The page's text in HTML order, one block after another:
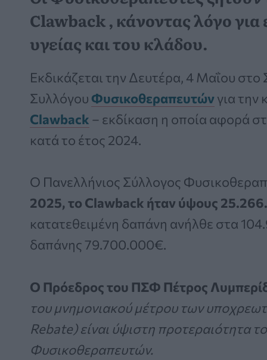
Clawback , κάνοντας λόγο
υγείας και του κλάδου.
Εκδικάζεται την Δευτέρα, 4 Μαΐου
Συλλόγου Φυσικοθεραπευτώνγια
Clawback – εκδίκαση η οποία αφορά
κατά το έτος 2024.
Ο Πανελλήνιος Σύλλογος
2025, το Clawback ήταν ύψους
κατατεθειμένη δαπάνη ανήλθε στα
δαπάνης 79.700.000€.
Ο Πρόεδρος του ΠΣΦ Πέτρος
του μνημονιακού μέτρου των
Rebate) είναι ύψιστη προτεραιότητα
Φυσικοθεραπευτών.